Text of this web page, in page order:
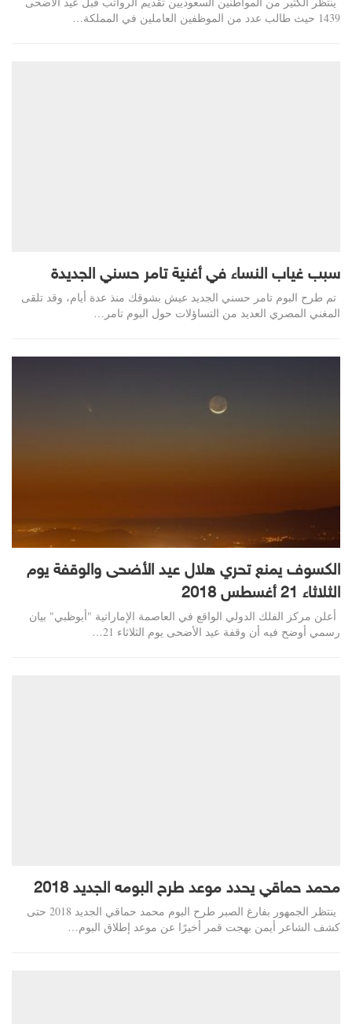
1439 حيث طالب عدد من الموظفين العاملين في المملكة…
سبب غياب النساء في أغنية تامر حسني الجديدة
تم طرح البوم تامر حسني الجديد عيش بشوقك منذ عدة أيام، وقد تلقى
المغني المصري العديد من التساؤلات حول البوم تامر…
الكسوف يمنع تحري هلال عيد الأضحى والوقفة يوم
الثلاثاء 21 أغسطس 2018
أعلن مركز الفلك الدولي الواقع في العاصمة الإماراتية "أبوظبي" بيان
رسمي أوضح فيه أن وقفة عيد الأضحى يوم الثلاثاء 21…
محمد حماقي يحدد موعد طرح البومه الجديد 2018
ينتظر الجمهور بفارغ الصبر طرح البوم محمد حماقي الجديد 2018 حتى
كشف الشاعر أيمن بهجت قمر أخيرًا عن موعد إطلاق البوم…